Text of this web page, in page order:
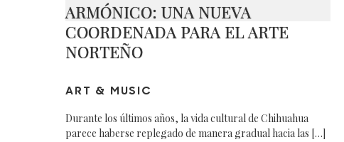
ARMÓNICO: UNA NUEVA
COORDENADA PARA EL ARTE
NORTEÑO
ART & MUSIC
Durante los últimos años, la vida cultural de Chihuahua
parece haberse replegado de manera gradual hacia las […]